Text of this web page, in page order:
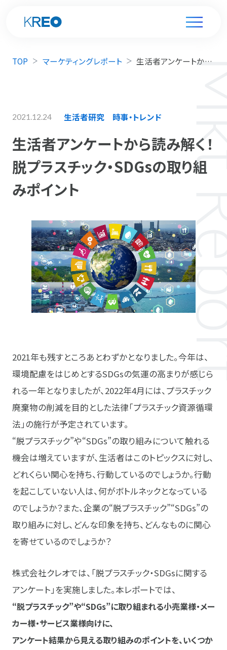
TOP マーケティングレポート 生活者アンケートから読み解く！脱プラスチック・SDGsの取り組みポイント
2021.12.24 生活者研究 時事・トレンド
生活者アンケートから読み解く！
脱プラスチック・SDGsの取り組
みポイント
2021年も残すところあとわずかとなりました。今年は、
環境配慮をはじめとするSDGsの気運の高まりが感じら
れる一年となりましたが、2022年4月には、プラスチック
廃棄物の削減を目的とした法律「プラスチック資源循環
法」の施行が予定されています。
“脱プラスチック”や“SDGs”の取り組みについて触れる
機会は増えていますが、生活者はこのトピックスに対し、
どれくらい関心を持ち、行動しているのでしょうか。行動
を起こしていない人は、何がボトルネックとなっている
のでしょうか？また、企業の“脱プラスチック”“SDGs”の
取り組みに対し、どんな印象を持ち、どんなものに関心
を寄せているのでしょうか？
株式会社クレオでは、「脱プラスチック・SDGsに関する
アンケート」を実施しました。本レポートでは、
“脱プラスチック”や“SDGs”に取り組まれる小売業様・メー
カー様・サービス業様向けに、
アンケート結果から見える取り組みのポイントを、いくつか